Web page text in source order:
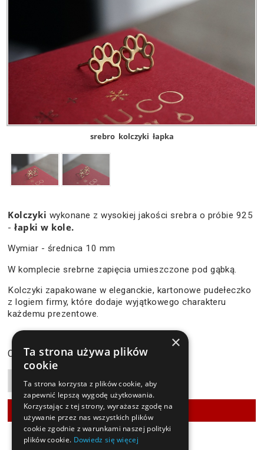
srebro kolczyki łapka
Kolczyki wykonane z wysokiej jakości srebra o próbie 925
-łapki w kole.
Wymiar - średnica 10 mm
W komplecie srebrne zapięcia umieszczone pod gąbką.
Kolczyki zapakowane w eleganckie, kartonowe pudełeczko
z logiem firmy, które dodaje wyjątkowego charakteru
każdemu prezentowe.
Cena: 134,90 zł ×
Ta strona używa plików
cookie
Ta strona korzysta z plików cookie, aby
zapewnić lepszą wygodę użytkowania.
Korzystając z tej strony, wyrażasz zgodę na
używanie przez nas wszystkich plików
cookie zgodnie z warunkami naszej polityki
plików cookie. Dowiedz się więcej